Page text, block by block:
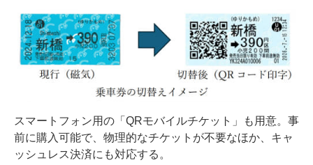
スマートフォン用の「QRモバイルチケット」も用意。事
前に購入可能で、物理的なチケットが不要なほか、キャ
ッシュレス決済にも対応する。